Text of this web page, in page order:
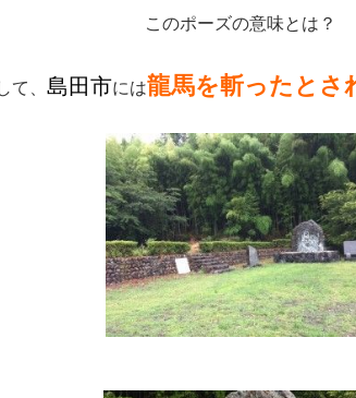
このポーズの意味とは？
て、 島田市には龍馬を斬ったとさ